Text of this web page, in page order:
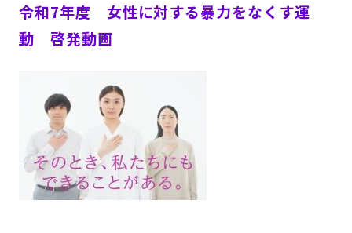
令和7年度 女性に対する暴力をなくす運
動 啓発動画